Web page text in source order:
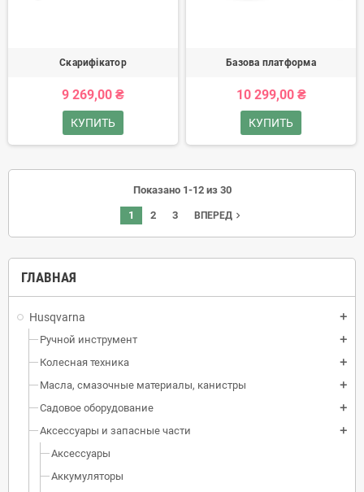
ГЛАВНАЯ
Husqvarna add
Ручной инструмент add
Колесная техника add
Масла, смазочные материалы, канистры add
Садовое оборудование add
Аксессуары и запасные части add
Аксессуары
Аккумуляторы
Скарифікатор
9 269,00 ₴
КУПИТЬ
Базова платформа
10 299,00 ₴
КУПИТЬ
Показано 1-12 из 30
1 2 3 ВПЕРЕД navigate_next